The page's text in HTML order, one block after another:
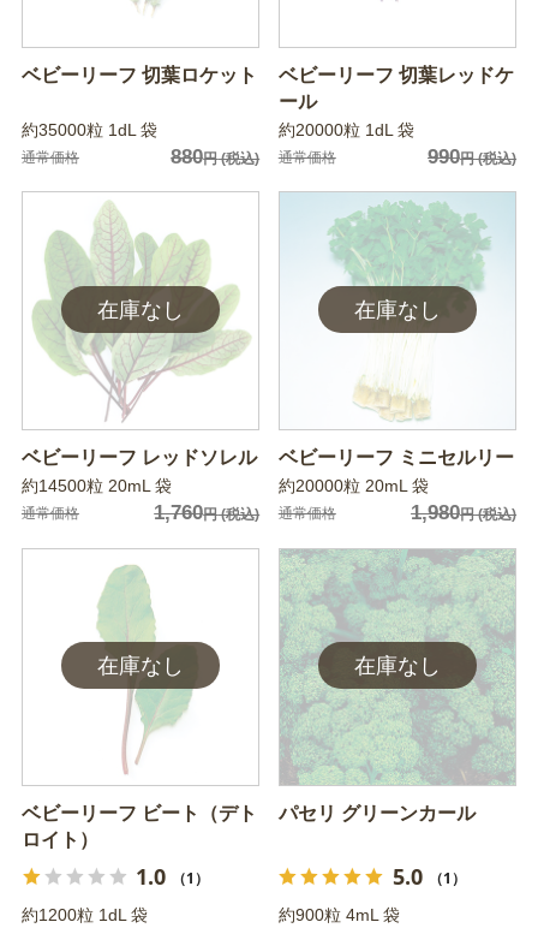
ベビーリーフ 切葉ロケット
約35000粒 1dL 袋
通常価格 880円(税込)
ベビーリーフ 切葉レッドケ
ール
約20000粒 1dL 袋
通常価格 990円(税込)
ベビーリーフ レッドソレル
約14500粒 20mL 袋
通常価格 1,760円(税込)
ベビーリーフ ミニセルリー
約20000粒 20mL 袋
通常価格 1,980円(税込)
ベビーリーフ ビート（デト
ロイト）
1.0 （1）
約1200粒 1dL 袋
パセリ グリーンカール
5.0 （1）
約900粒 4mL 袋